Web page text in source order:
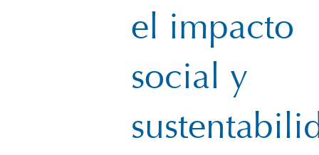
el impacto
social y